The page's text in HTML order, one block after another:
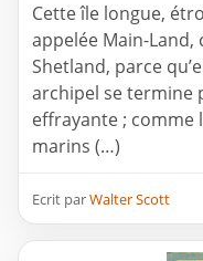
Cette île longue,
appelée Main-Land,
Shetland, parce
archipel se termine
effrayante ; comme
marins (…)
Ecrit parWalter Scott